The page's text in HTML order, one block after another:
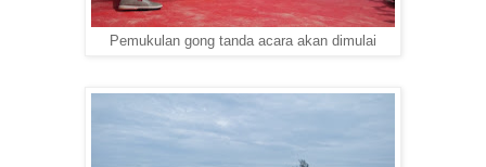
Pemukulan gong tanda acara akan dimulai